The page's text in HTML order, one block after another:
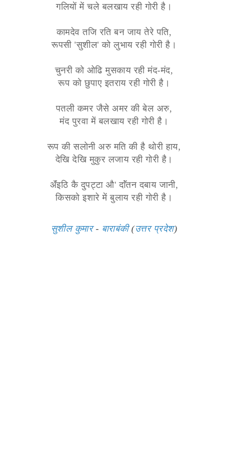
गलियों में चले बलखाय रही गोरी है।
कामदेव तजि रति बन जाय तेरे पति,
रूपसी 'सुशील' को लुभाय रही गोरी है।
चुनरी को ओढि मुसकाय रही मंद-मंद,
रूप को छुपाए इतराय रही गोरी है।
पतली कमर जैसे अमर की बेल अरु,
मंद पुरवा में बलखाय रही गोरी है।
रूप की सलोनी अरु मति की है थोरी हाय,
देखि देखि मुकुर लजाय रही गोरी है।
ॲंइठि कै दुपट्टा औ' दाॅंतन दबाय जानी,
किसको इशारे में बुलाय रही गोरी है।
सुशील कुमार- बाराबंकी(उत्तर प्रदेश)